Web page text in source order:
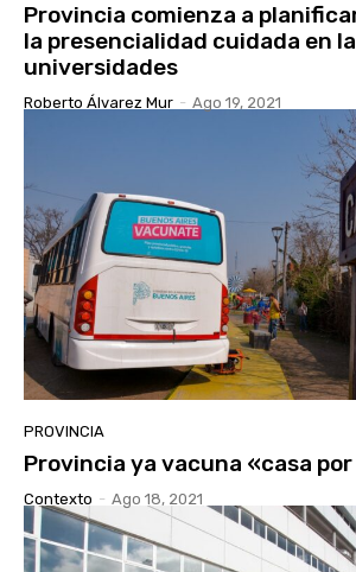
Provincia comienza a
la presencialidad cuidada en
universidades
Roberto Álvarez Mur - Ago 19, 2021
PROVINCIA
Provincia ya vacuna «casa
Contexto - Ago 18, 2021